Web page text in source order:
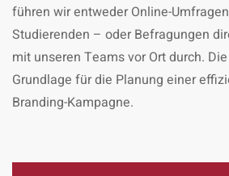
führen wir entweder Online-
Studierenden – oder Befragungen
mit unseren Teams vor Ort durch.
Grundlage für die Planung einer
Branding-Kampagne.